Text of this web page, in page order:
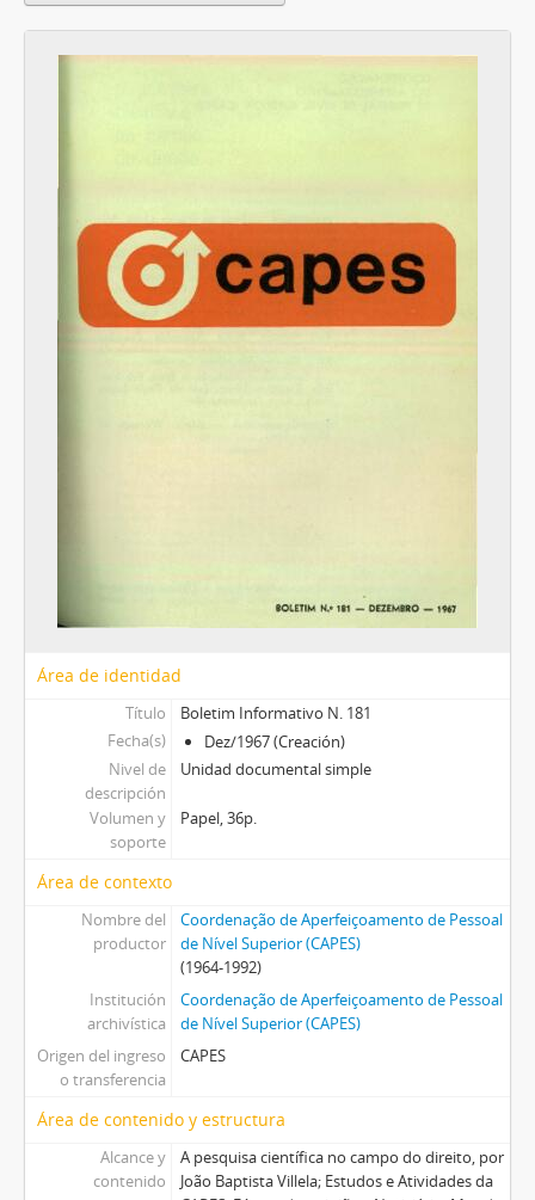
Área de identidad
Título
Boletim Informativo N. 181
Fecha(s)
Dez/1967 (Creación)
Nivel de
descripción
Unidad documental simple
Volumen y
soporte
Papel, 36p.
Área de contexto
Nombre del
productor
Coordenação de Aperfeiçoamento de Pessoal
de Nível Superior (CAPES)
(1964-1992)
Institución
archivística
Coordenação de Aperfeiçoamento de Pessoal
de Nível Superior (CAPES)
Origen del ingreso
o transferencia
CAPES
Área de contenido y estructura
Alcance y
contenido
A pesquisa científica no campo do direito, por
João Baptista Villela; Estudos e Atividades da